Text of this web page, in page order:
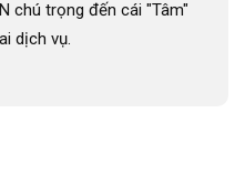
chú trọng đến cái "Tâm"
dịch vụ.